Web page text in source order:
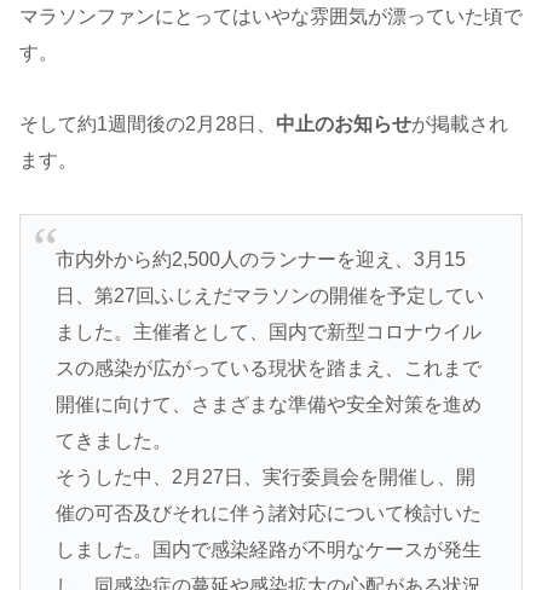
マラソンファンにとってはいやな雰囲気が漂っていた頃で
す。
そして約1週間後の2月28日、 中止のお知らせが掲載され
ます。
市内外から約2,500人のランナーを迎え、3月15
日、第27回ふじえだマラソンの開催を予定してい
ました。主催者として、国内で新型コロナウイル
スの感染が広がっている現状を踏まえ、これまで
開催に向けて、さまざまな準備や安全対策を進め
てきました。
そうした中、2月27日、実行委員会を開催し、開
催の可否及びそれに伴う諸対応について検討いた
しました。国内で感染経路が不明なケースが発生
し、同感染症の蔓延や感染拡大の心配がある状況